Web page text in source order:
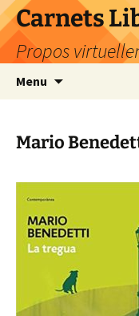
Skip
to
content
Carnets
Propos
Menu
Mario